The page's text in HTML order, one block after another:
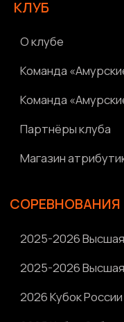
Ⓒ 2023-2025 АНО «ВК «Амурские
Связаться с разработчиком